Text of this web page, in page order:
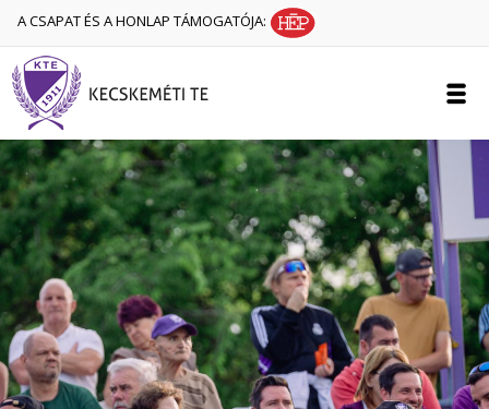
A CSAPAT ÉS A HONLAP TÁMOGATÓJA: